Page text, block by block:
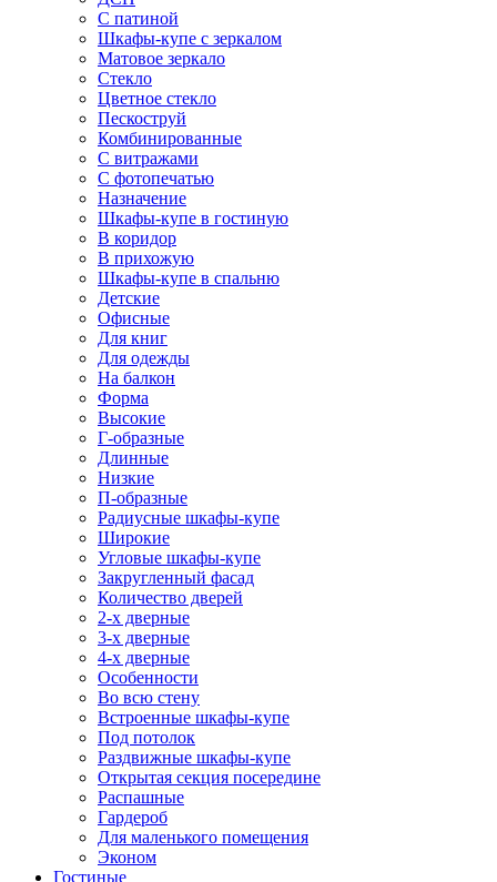
С патиной
Шкафы-купе с зеркалом
Матовое зеркало
Стекло
Цветное стекло
Пескоструй
Комбинированные
С витражами
С фотопечатью
Назначение
Шкафы-купе в гостиную
В коридор
В прихожую
Шкафы-купе в спальню
Детские
Офисные
Для книг
Для одежды
На балкон
Форма
Высокие
Г-образные
Длинные
Низкие
П-образные
Радиусные шкафы-купе
Широкие
Угловые шкафы-купе
Закругленный фасад
Количество дверей
2-х дверные
3-х дверные
4-х дверные
Особенности
Во всю стену
Встроенные шкафы-купе
Под потолок
Раздвижные шкафы-купе
Открытая секция посередине
Распашные
Гардероб
Для маленького помещения
Эконом
Гостиные